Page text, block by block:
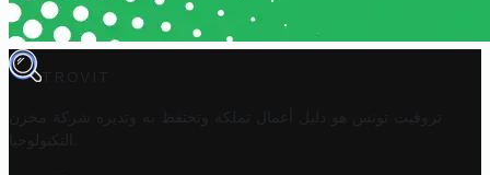
TROVIT
تروفيت تونس هو دليل أعمال تملكه وتحتفظ به وتديره
شركة مخزن
التكنولوجيا